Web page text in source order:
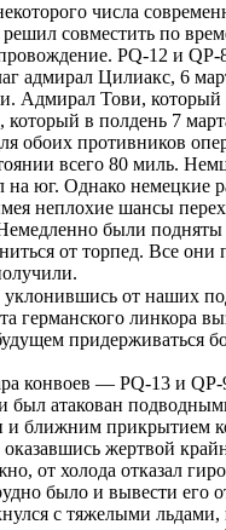
числа
совместить по
PQ-12 и
адмирал Цилиакс, 6
Адмирал Тови, который
который в полдень 7
обоих противников
всего 80 миль.
на юг. Однако немецкие
неплохие шансы
были подняты
от торпед. Все
уклонившись от наших
германского линкора
придерживаться
конвоев — PQ-13 и
был атакован
ближним прикрытием
жертвой
от холода отказал
было и вывести его
с тяжелыми